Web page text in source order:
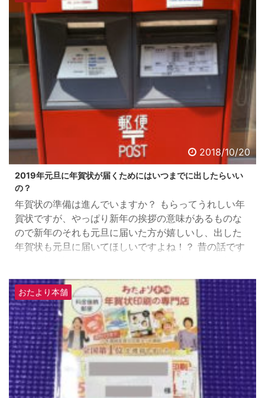
た限り今年はおたより本舗とポスコミだけです。 ふみ
いろ年賀も昨年は、当日発送対応してましたが、今年
はしてません。 きっと ...
2018/10/20
2019年元旦に年賀状が届くためにはいつまでに出したらいい
の？
年賀状の準備は進んでいますか？ もらってうれしい年
賀状ですが、やっぱり新年の挨拶の意味があるものな
ので新年のそれも元旦に届いた方が嬉しいし、出した
年賀状も元旦に届いてほしいですよね！？ 昔の話です
て、 夜中に上司の家の郵便受けに投函するために車で
走り回った記憶があります(#^.^#) みなさんも、こんな
ことにならない様にしっかり準備して下さいね！ そん
な訳で、 2019年元旦に年賀状を届けるためにいつま
でに ...
おたより本舗